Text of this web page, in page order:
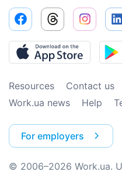
Resources Contact us
Work.ua news
Help
For employers
© 2006–2026 Work.ua.